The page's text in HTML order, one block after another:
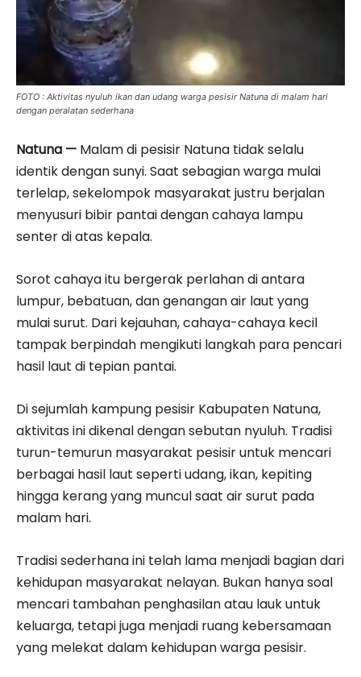
FOTO : Aktivitas nyuluh ikan dan udang warga pesisir Natuna di malam hari
dengan peralatan sederhana
Natuna — Malam di pesisir Natuna tidak selalu
identik dengan sunyi. Saat sebagian warga mulai
terlelap, sekelompok masyarakat justru berjalan
menyusuri bibir pantai dengan cahaya lampu
senter di atas kepala.
Sorot cahaya itu bergerak perlahan di antara
lumpur, bebatuan, dan genangan air laut yang
mulai surut. Dari kejauhan, cahaya-cahaya kecil
tampak berpindah mengikuti langkah para pencari
hasil laut di tepian pantai.
Di sejumlah kampung pesisir Kabupaten Natuna,
aktivitas ini dikenal dengan sebutan nyuluh. Tradisi
turun-temurun masyarakat pesisir untuk mencari
berbagai hasil laut seperti udang, ikan, kepiting
hingga kerang yang muncul saat air surut pada
malam hari.
Tradisi sederhana ini telah lama menjadi bagian dari
kehidupan masyarakat nelayan. Bukan hanya soal
mencari tambahan penghasilan atau lauk untuk
keluarga, tetapi juga menjadi ruang kebersamaan
yang melekat dalam kehidupan warga pesisir.